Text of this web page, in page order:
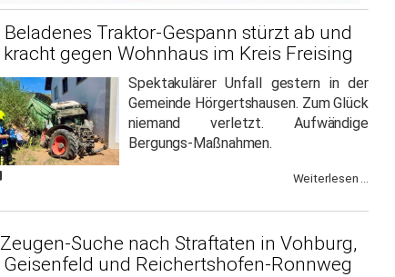
Beladenes Traktor-Gespann stürzt ab und
kracht gegen Wohnhaus im Kreis Freising
Spektakulärer Unfall gestern in der
Gemeinde Hörgertshausen. Zum Glück
niemand verletzt. Aufwändige
Bergungs-Maßnahmen.
Weiterlesen ...
Zeugen-Suche nach Straftaten in Vohburg,
Geisenfeld und Reichertshofen-Ronnweg